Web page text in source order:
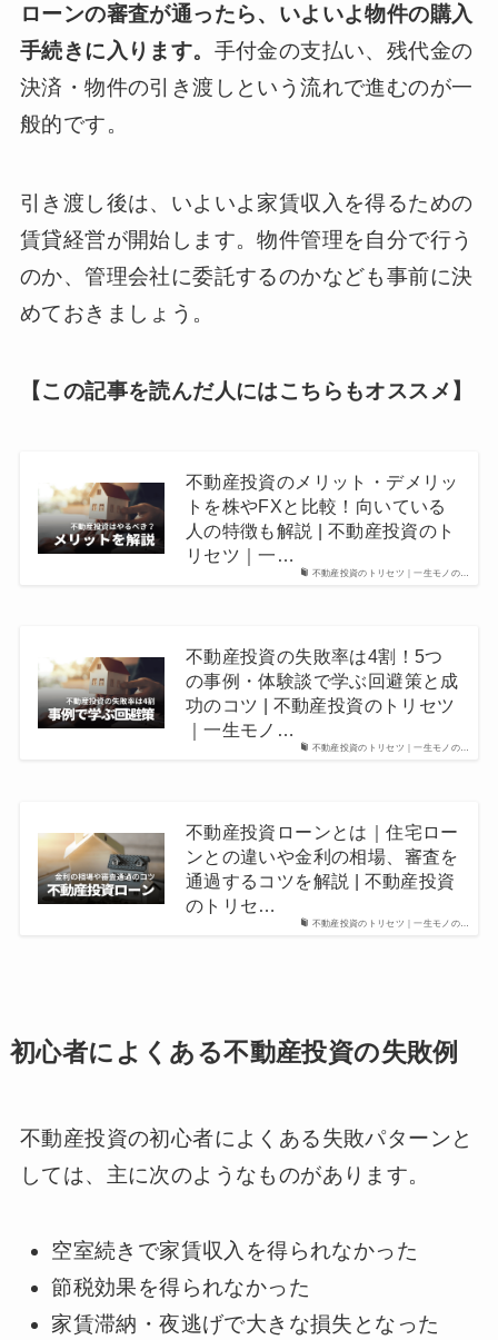
ローンの審査が通ったら、いよいよ物件の購入
手続きに入ります。 手付金の支払い、残代金の
決済・物件の引き渡しという流れで進むのが一
般的です。
引き渡し後は、いよいよ家賃収入を得るための
賃貸経営が開始します。物件管理を自分で行う
のか、管理会社に委託するのかなども事前に決
めておきましょう。
【この記事を読んだ人にはこちらもオススメ】
不動産投資のトリセツ｜一生モノの…
不動産投資のメリット・デメリッ
トを株やFXと比較！向いている
人の特徴も解説 | 不動産投資のト
リセツ｜一…
不動産投資のトリセツ｜一生モノの…
不動産投資の失敗率は4割！5つ
の事例・体験談で学ぶ回避策と成
功のコツ | 不動産投資のトリセツ
｜一生モノ…
不動産投資のトリセツ｜一生モノの…
不動産投資ローンとは｜住宅ロー
ンとの違いや金利の相場、審査を
通過するコツを解説 | 不動産投資
のトリセ…
初心者によくある不動産投資の失敗例
不動産投資の初心者によくある失敗パターンと
しては、主に次のようなものがあります。
空室続きで家賃収入を得られなかった
節税効果を得られなかった
家賃滞納・夜逃げで大きな損失となった